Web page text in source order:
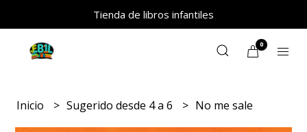
Tienda de libros infantiles
0
Inicio Sugerido desde 4 a 6 No me sale